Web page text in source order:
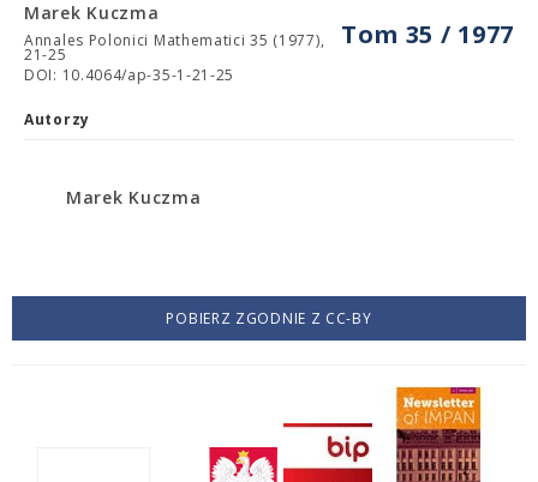
Tom 35 / 1977
Marek Kuczma
Annales Polonici Mathematici 35 (1977),
21-25
DOI: 10.4064/ap-35-1-21-25
Autorzy
Marek Kuczma
POBIERZ ZGODNIE Z CC-BY